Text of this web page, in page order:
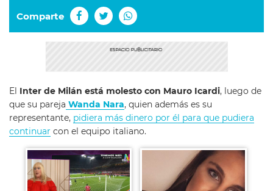
Comparte
El Inter de Milán está molesto con Mauro Icardi, luego de
que su pareja Wanda Nara, quien además es su
representante, pidiera más dinero por él para que pudiera
continuar con el equipo italiano.